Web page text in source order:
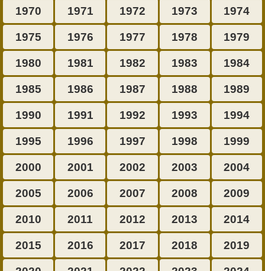
1970 1971 1972 1973 1974
1975 1976 1977 1978 1979
1980 1981 1982 1983 1984
1985 1986 1987 1988 1989
1990 1991 1992 1993 1994
1995 1996 1997 1998 1999
2000 2001 2002 2003 2004
2005 2006 2007 2008 2009
2010 2011 2012 2013 2014
2015 2016 2017 2018 2019